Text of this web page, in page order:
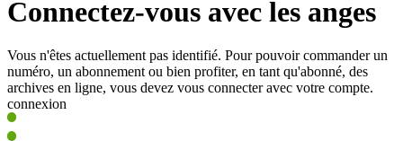
Connectez-vous avec les anges
Vous n'êtes actuellement pas identifié. Pour pouvoir commander un
numéro, un abonnement ou bien profiter, en tant qu'abonné, des
archives en ligne, vous devez vous connecter avec votre compte.
connexion